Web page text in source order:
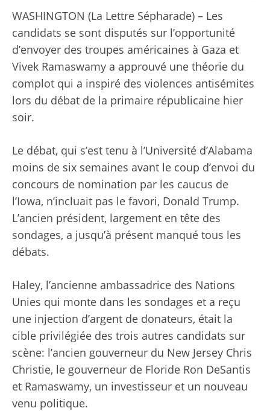
WASHINGTON (La Lettre Sépharade) – Les
candidats se sont disputés sur l’opportunité
d’envoyer des troupes américaines à Gaza et
Vivek Ramaswamy a approuvé une théorie du
complot qui a inspiré des violences antisémites
lors du débat de la primaire républicaine hier
soir.
Le débat, qui s’est tenu à l’Université d’Alabama
moins de six semaines avant le coup d’envoi du
concours de nomination par les caucus de
l’Iowa, n’incluait pas le favori, Donald Trump.
L’ancien président, largement en tête des
sondages, a jusqu’à présent manqué tous les
débats.
Haley, l’ancienne ambassadrice des Nations
Unies qui monte dans les sondages et a reçu
une injection d’argent de donateurs, était la
cible privilégiée des trois autres candidats sur
scène: l’ancien gouverneur du New Jersey Chris
Christie, le gouverneur de Floride Ron DeSantis
et Ramaswamy, un investisseur et un nouveau
venu politique.